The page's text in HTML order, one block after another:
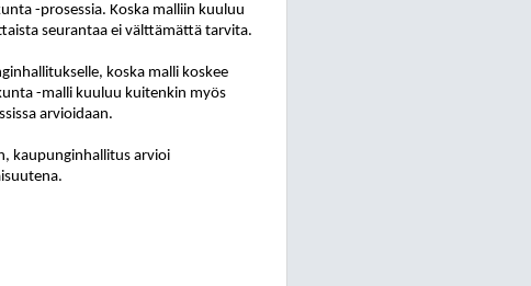
-prosessia. Koska malliin kuuluu
seurantaa ei välttämättä tarvita.
koska malli koskee
-malli kuuluu kuitenkin myös
arvioidaan.
kaupunginhallitus arvioi